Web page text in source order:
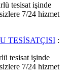
tesisat işinde
7/24 hizmet
TESİSATÇISI :
tesisat işinde
7/24 hizmet